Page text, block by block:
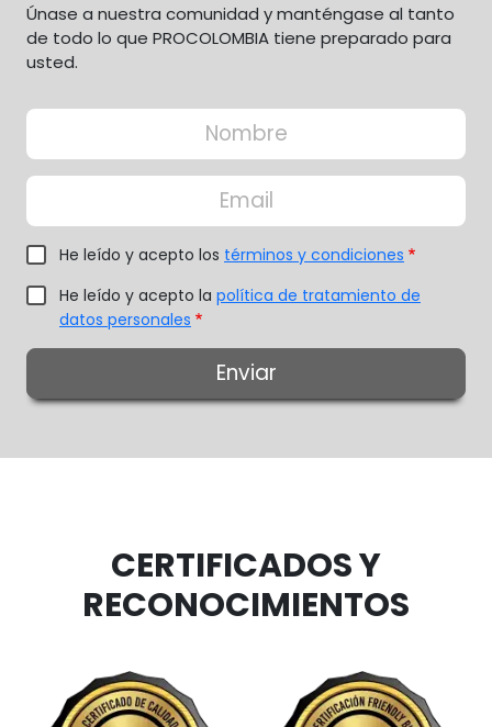
Únase a nuestra comunidad y manténgase al tanto
de todo lo que PROCOLOMBIA tiene preparado para
usted.
Input Formulario
Nombre
Correo electrónico
He leído y acepto los términos y condiciones
He leído y acepto la política de tratamiento de
datos personales
CERTIFICADOS Y
RECONOCIMIENTOS